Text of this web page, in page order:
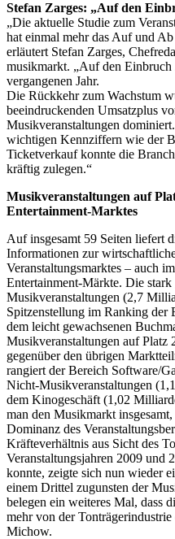
Stefan Zarges: „Auf den
„Die aktuelle Studie zum
hat einmal mehr das Auf und
erläutert Stefan Zarges,
musikmarkt. „Auf den
vergangenen Jahr.
Die Rückkehr zum Wachstum
beeindruckenden Umsatzplus
Musikveranstaltungen
wichtigen Kennziffern wie der
Ticketverkauf konnte die
kräftig zulegen.“
Musikveranstaltungen auf
Entertainment-Marktes
Auf insgesamt 59 Seiten liefert
Informationen zur
Veranstaltungsmarktes – auch
Entertainment-Märkte. Die stark
Musikveranstaltungen (2,7
Spitzenstellung im Ranking der
dem leicht gewachsenen
Musikveranstaltungen auf Platz
gegenüber den übrigen
rangiert der Bereich Software/
Nicht-Musikveranstaltungen
dem Kinogeschäft (1,02
man den Musikmarkt
Dominanz des
Kräfteverhältnis aus Sicht des
Veranstaltungsjahren 2009 und
konnte, zeigte sich nun wieder
einem Drittel zugunsten der
belegen ein weiteres Mal, dass
mehr von der
Michow.